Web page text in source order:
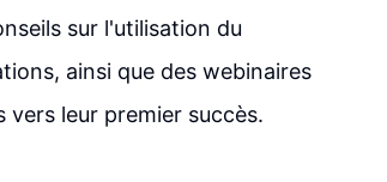
sur l'utilisation du
ainsi que des webinaires
leur premier succès.